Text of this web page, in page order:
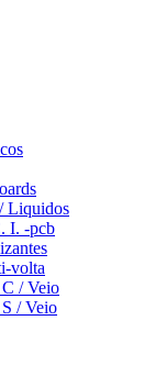
Liquidos
I. -pcb
volta
/ Veio
/ Veio